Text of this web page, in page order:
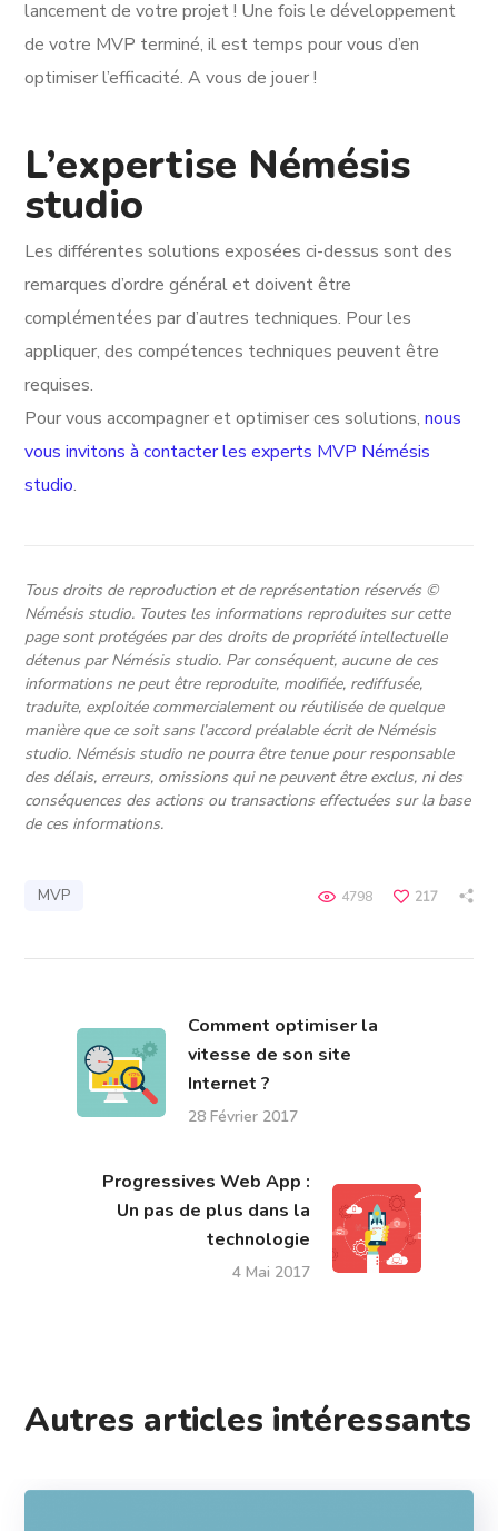
lancement de votre projet ! Une fois le développement
de votre MVP terminé, il est temps pour vous d’en
optimiser l’efficacité. A vous de jouer !
L’expertise Némésis
studio
Les différentes solutions exposées ci-dessus sont des
remarques d’ordre général et doivent être
complémentées par d’autres techniques. Pour les
appliquer, des compétences techniques peuvent être
requises.
Pour vous accompagner et optimiser ces solutions,nous
vous invitons à contacter les experts MVP Némésis
studio.
Tous droits de reproduction et de représentation réservés ©
Némésis studio. Toutes les informations reproduites sur cette
page sont protégées par des droits de propriété intellectuelle
détenus par Némésis studio. Par conséquent, aucune de ces
informations ne peut être reproduite, modifiée, rediffusée,
traduite, exploitée commercialement ou réutilisée de quelque
manière que ce soit sans l’accord préalable écrit de Némésis
studio. Némésis studio ne pourra être tenue pour responsable
des délais, erreurs, omissions qui ne peuvent être exclus, ni des
conséquences des actions ou transactions effectuées sur la base
de ces informations.
MVP 217
4798
Comment optimiser la
vitesse de son site
Internet ?
28 Février 2017
Progressives Web App :
Un pas de plus dans la
technologie
4 Mai 2017
Autres articles intéressants